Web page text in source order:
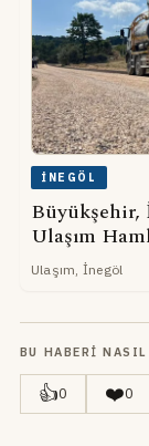
İNEGÖL
Büyükşehir,
Ulaşım
Ulaşım, İnegöl
BU HABERI NASIL
👍0 ❤️0